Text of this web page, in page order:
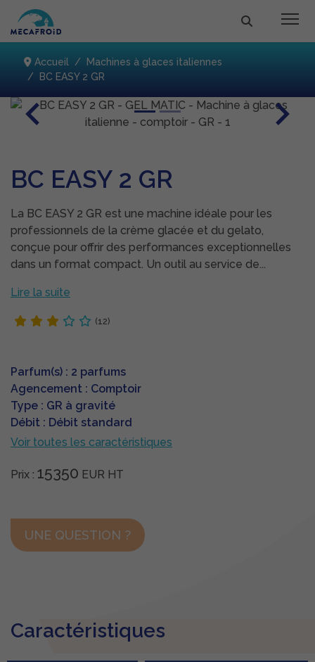
Accueil
Machines à glaces italiennes
BC EASY 2 GR
Previous Next
BC EASY 2 GR
La BC EASY 2 GR est une machine idéale pour les
professionnels de la crème glacée et du gelato,
conçue pour offrir des performances exceptionnelles
dans un format compact. Un outil au service de...
Lire la suite
(12)
Parfum(s) : 2 parfums
Agencement : Comptoir
Type : GR à gravité
Débit : Débit standard
Voir toutes les caractéristiques
Prix : 15350 EUR HT
UNE QUESTION ?
Caractéristiques